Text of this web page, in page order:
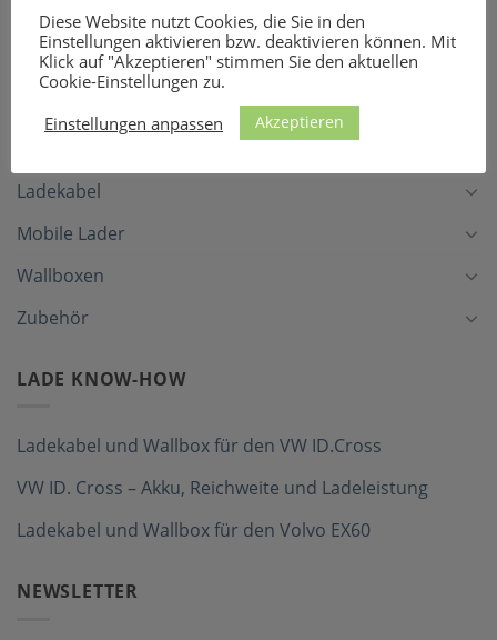
bei einem unserer zahlreichen Partner – mit dem
passenden Ladeequipment sind Sie für jede Situation
gerüstet!
LADEZUBEHÖR
Ladekabel
Mobile Lader
Wallboxen
Zubehör
LADE KNOW-HOW
Ladekabel und Wallbox für den VW ID.Cross
VW ID. Cross – Akku, Reichweite und Ladeleistung
Ladekabel und Wallbox für den Volvo EX60
NEWSLETTER
Diese Website nutzt Cookies, die Sie in den
Einstellungen aktivieren bzw. deaktivieren können. Mit
Klick auf "Akzeptieren" stimmen Sie den aktuellen
Cookie-Einstellungen zu.
Einstellungen anpassen
Akzeptieren